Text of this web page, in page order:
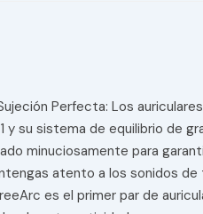
Perfecta: Los
su sistema de equilibrio de
minuciosamente para
atento a los sonidos
es el primer par de